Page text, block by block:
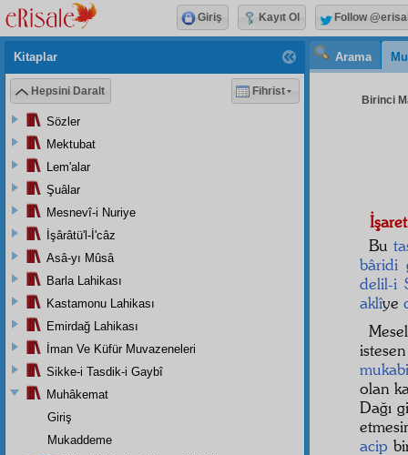
Arama
Birinci
İşaret
Bu
bâridi
delil-i
aklîye
olan
Dağı
acip
Kitaplar
Hepsini Daralt Fihrist
Sözler
Mektubat
Lem'alar
Şuâlar
Mesnevî-i Nuriye
İşârâtü'l-İ'câz
Asâ-yı Mûsâ
Barla Lahikası
Kastamonu Lahikası
Emirdağ Lahikası
İman Ve Küfür Muvazeneleri
Sikke-i Tasdik-i Gaybî
Muhâkemat
Giriş
Mukaddeme
Giriş Kayıt Ol Follow